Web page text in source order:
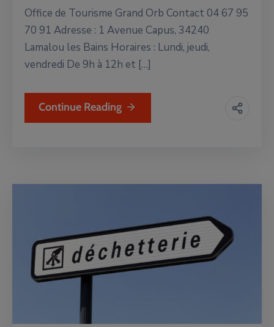
Office de Tourisme Grand Orb Contact 04 67 95
70 91 Adresse : 1 Avenue Capus, 34240
Lamalou les Bains Horaires : Lundi, jeudi,
vendredi De 9h à 12h et […]
Continue Reading